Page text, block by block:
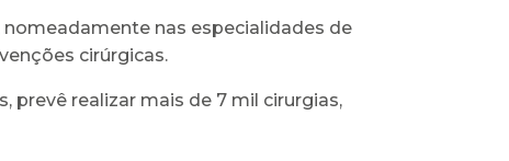
nas especialidades de
cirúrgicas.
prevê realizar mais de 7 mil cirurgias,